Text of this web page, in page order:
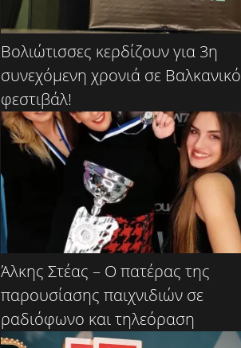
Βολιώτισσες κερδίζουν για 3η
συνεχόμενη χρονιά σε Βαλκανικό
φεστιβάλ!
Άλκης Στέας – Ο πατέρας της
παρουσίασης παιχνιδιών σε
ραδιόφωνο και τηλεόραση